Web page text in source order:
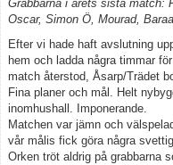
Kontakt
Grabbarna i årets sista match:
Oscar, Simon Ö, Mourad,
Efter vi hade haft avslutning
hem och ladda några timmar
match återstod, Åsarp/Trädet
Fina planer och mål. Helt
inomhushall. Imponerande.
Matchen var jämn och
vår målis fick göra några
Orken tröt aldrig på grabbarna